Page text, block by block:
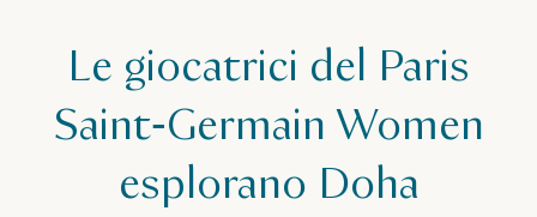
Le giocatrici del Paris
Saint‑Germain Women
esplorano Doha